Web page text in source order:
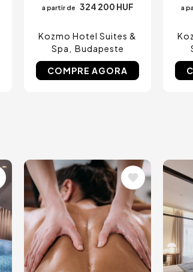
a partir de 324 200 HUF
Kozmo Hotel Suites &
Spa
Budapeste
COMPRE AGORA
a
Imagem